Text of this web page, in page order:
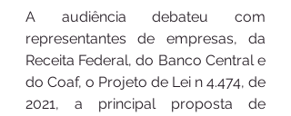
A audiência debateu com
representantes de empresas, da
Receita Federal, do Banco Central e
do Coaf, o Projeto de Lei n 4.474, de
2021, a principal proposta de